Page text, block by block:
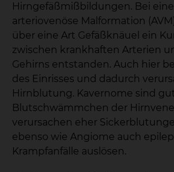
Hirngefäßmißbildungen. Bei
arteriovenöse Malformation
über eine Art Gefäßknäuel ein
zwischen krankhaften Arterien
Gehirns entstanden. Auch hier
des Einrisses und dadurch
Hirnblutung. Kavernome sind
Blutschwämmchen der
verursachen eher
ebenso wie Angiome auch
Krampfanfälle auslösen.